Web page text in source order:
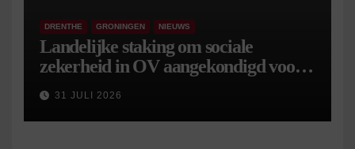
DRENTHE GRONINGEN NIEUWS
Landelijke staking om sociale
zekerheid in OV aangekondigd voor 9
september
31 JULI 2026